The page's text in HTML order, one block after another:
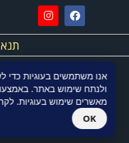
אנו משתמשים בעוגיות כדי
ולנתח שימוש באתר.
מאשרים שימוש בעוגיות.
OK
אתר